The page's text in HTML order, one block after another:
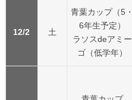
12/2 土
青葉カップ（5・
6年生予定）
ラソスdeアミー
ゴ（低学年）